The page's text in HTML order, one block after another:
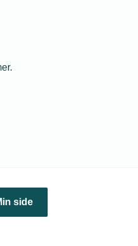
side